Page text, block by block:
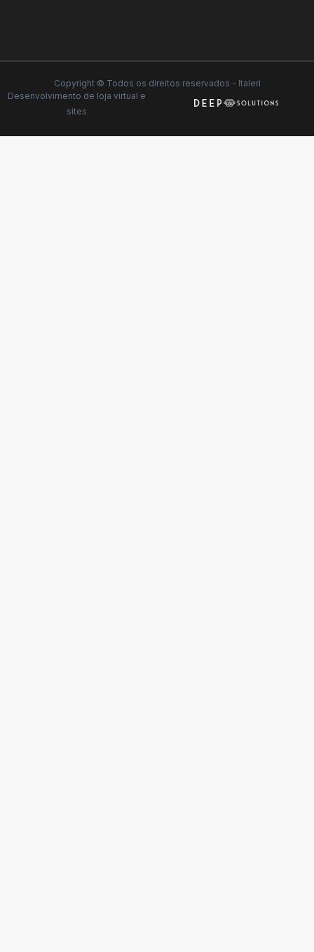
Copyright © Todos os direitos reservados - Italeri
Desenvolvimento de loja virtual e
sites